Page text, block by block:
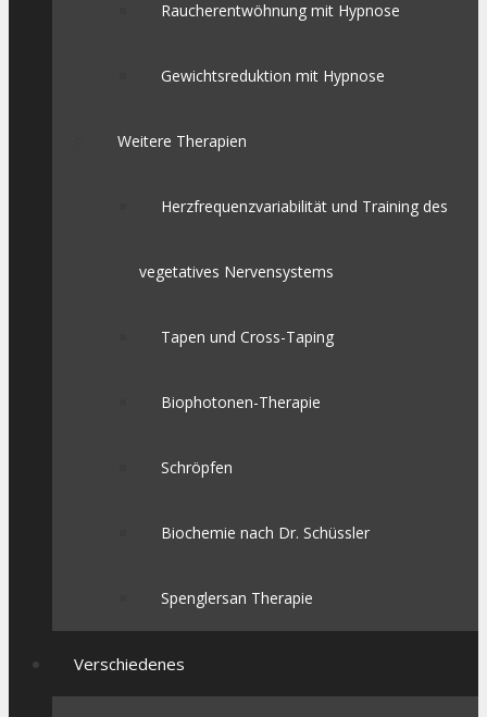
Raucherentwöhnung mit Hypnose
Gewichtsreduktion mit Hypnose
Weitere Therapien
Herzfrequenzvariabilität und Training des
vegetatives Nervensystems
Tapen und Cross-Taping
Biophotonen-Therapie
Schröpfen
Biochemie nach Dr. Schüssler
Spenglersan Therapie
Verschiedenes